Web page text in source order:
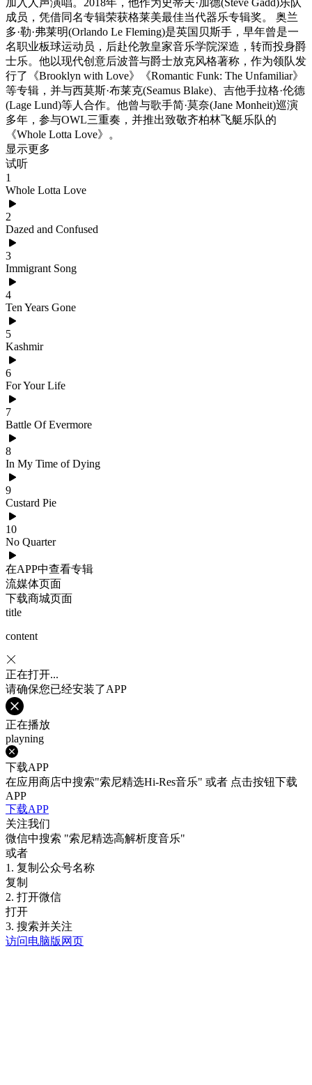
加入人声演唱。2018年，他作为史蒂夫·加德(Steve Gadd)乐队
成员，凭借同名专辑荣获格莱美最佳当代器乐专辑奖。 奥兰
多·勒·弗莱明(Orlando Le Fleming)是英国贝斯手，早年曾是一
名职业板球运动员，后赴伦敦皇家音乐学院深造，转而投身爵
士乐。他以现代创意后波普与爵士放克风格著称，作为领队发
行了《Brooklyn with Love》《Romantic Funk: The Unfamiliar》
等专辑，并与西莫斯·布莱克(Seamus Blake)、吉他手拉格·伦德
(Lage Lund)等人合作。他曾与歌手简·莫奈(Jane Monheit)巡演
多年，参与OWL三重奏，并推出致敬齐柏林飞艇乐队的
《Whole Lotta Love》。
显示更多
试听
1
Whole Lotta Love
2
Dazed and Confused
3
Immigrant Song
4
Ten Years Gone
5
Kashmir
6
For Your Life
7
Battle Of Evermore
8
In My Time of Dying
9
Custard Pie
10
No Quarter
在APP中查看专辑
流媒体页面
下载商城页面
title
content
正在打开...
请确保您已经安装了APP
正在播放
playning
下载APP
在应用商店中搜索"索尼精选Hi-Res音乐" 或者 点击按钮下载
APP
下载APP
关注我们
微信中搜索 "索尼精选高解析度音乐"
或者
1. 复制公众号名称
复制
2. 打开微信
打开
3. 搜索并关注
访问电脑版网页